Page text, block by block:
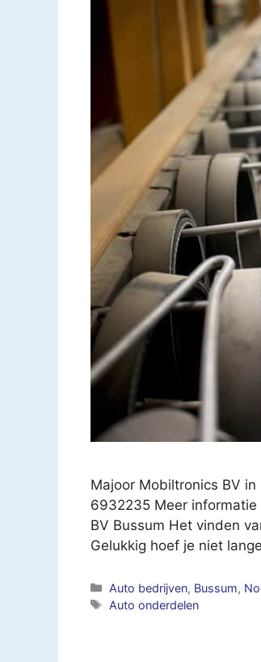
Majoor Mobiltronics BV
6932235 Meer
BV Bussum Het vinden
Gelukkig hoef je niet
Categorieën
Auto bedrijven, Bussum,
Tags
Auto onderdelen